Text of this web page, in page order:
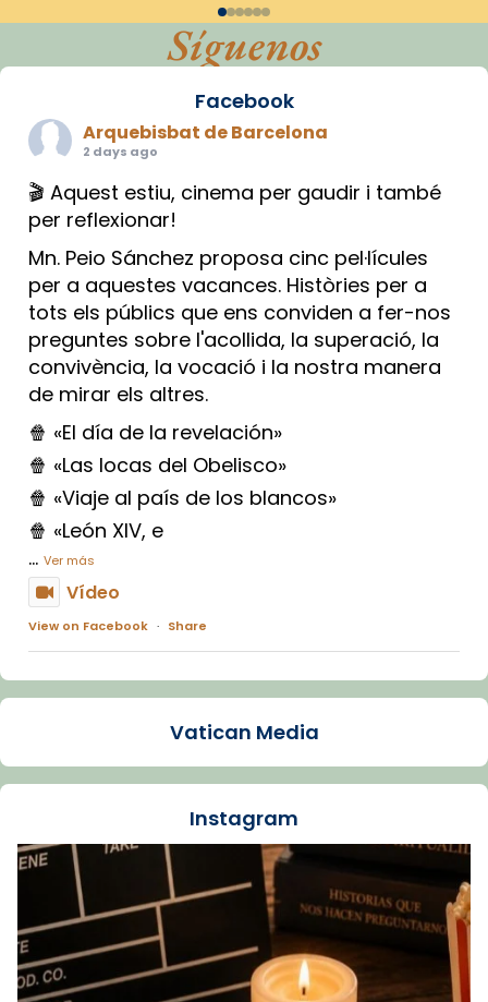
Síguenos
Facebook
Arquebisbat de Barcelona
2 days ago
🎬 Aquest estiu, cinema per gaudir i també
per reflexionar!
Mn. Peio Sánchez proposa cinc pel·lícules
per a aquestes vacances. Històries per a
tots els públics que ens conviden a fer-nos
preguntes sobre l'acollida, la superació, la
convivència, la vocació i la nostra manera
de mirar els altres.
🍿 «El día de la revelación»
🍿 «Las locas del Obelisco»
🍿 «Viaje al país de los blancos»
🍿 «León XIV, e
... Ver más
Vídeo
View on Facebook · Share
Arquebisbat de Barcelona
La Carmina va patir depressió. Fa gairebé
dos mesos, a l'Estadi Lluís Companys, la
Recupera l'entrevista comp
Vatican
tican News 👇
www.vaticannews.va/es/iglesia/news/2026-
07/carmina-historia-depresion-papa-viaje-
espana-testimoni...
Vatican Media
Instagram